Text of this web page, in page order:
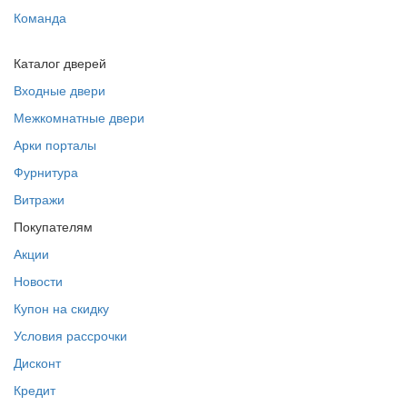
Команда
Каталог дверей
Входные двери
Межкомнатные двери
Арки порталы
Фурнитура
Витражи
Покупателям
Акции
Новости
Купон на скидку
Условия рассрочки
Дисконт
Кредит